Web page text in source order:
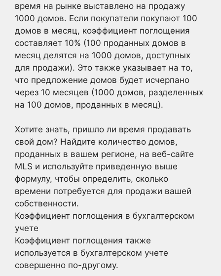
время на рынке выставлено на продажу
1000 домов. Если покупатели покупают 100
домов в месяц, коэффициент поглощения
составляет 10% (100 проданных домов в
месяц делятся на 1000 домов, доступных
для продажи). Это также указывает на то,
что предложение домов будет исчерпано
через 10 месяцев (1000 домов, разделенных
на 100 домов, проданных в месяц).
Хотите знать, пришло ли время продавать
свой дом? Найдите количество домов,
проданных в вашем регионе, на веб-сайте
MLS и используйте приведенную выше
формулу, чтобы определить, сколько
времени потребуется для продажи вашей
собственности.
Коэффициент поглощения в бухгалтерском
учете
Коэффициент поглощения также
используется в бухгалтерском учете
совершенно по-другому.